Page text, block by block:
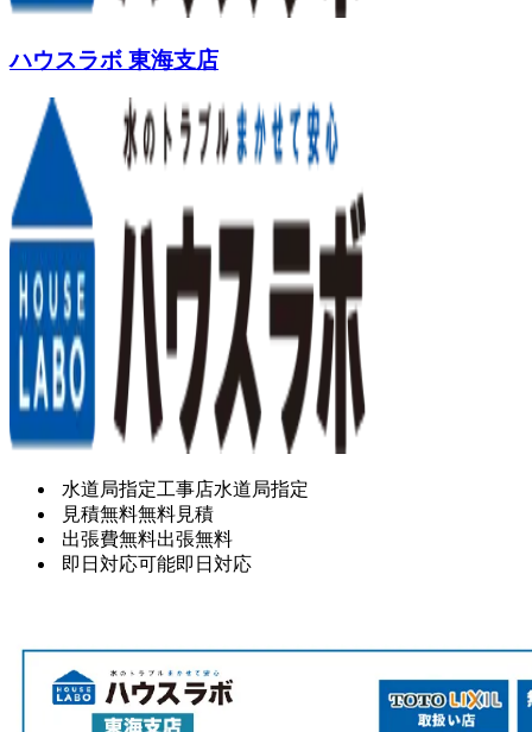
ハウスラボ 東海支店
水道局指定工事店水道局指定
見積無料無料見積
出張費無料出張無料
即日対応可能即日対応